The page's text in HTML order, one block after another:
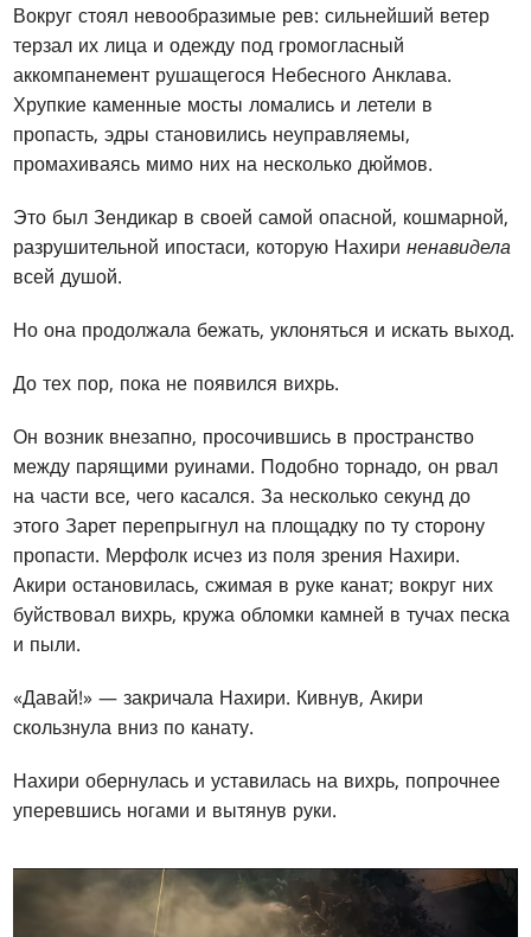
Вокруг стоял невообразимые рев: сильнейший ветер
терзал их лица и одежду под громогласный
аккомпанемент рушащегося Небесного Анклава.
Хрупкие каменные мосты ломались и летели в
пропасть, эдры становились неуправляемы,
промахиваясь мимо них на несколько дюймов.
Это был Зендикар в своей самой опасной, кошмарной,
разрушительной ипостаси, которую Нахириненавидела
всей душой.
Но она продолжала бежать, уклоняться и искать выход.
До тех пор, пока не появился вихрь.
Он возник внезапно, просочившись в пространство
между парящими руинами. Подобно торнадо, он рвал
на части все, чего касался. За несколько секунд до
этого Зарет перепрыгнул на площадку по ту сторону
пропасти. Мерфолк исчез из поля зрения Нахири.
Акири остановилась, сжимая в руке канат; вокруг них
буйствовал вихрь, кружа обломки камней в тучах песка
и пыли.
«Давай!» — закричала Нахири. Кивнув, Акири
скользнула вниз по канату.
Нахири обернулась и уставилась на вихрь, попрочнее
уперевшись ногами и вытянув руки.